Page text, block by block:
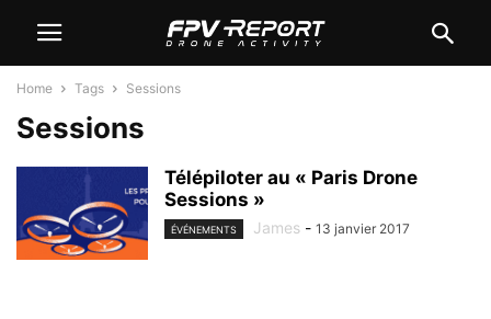
Home Tags Sessions
Sessions
Télépiloter au « Paris Drone
Sessions »
ÉVÉNEMENTS James - 13 janvier 2017